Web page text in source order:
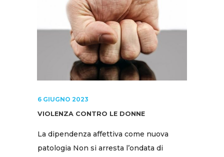
6 GIUGNO 2023
VIOLENZA CONTRO LE DONNE
La dipendenza affettiva come nuova
patologia Non si arresta l’ondata di